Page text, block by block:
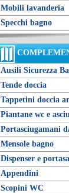
Mobili lavanderia
Specchi bagno
Ausili Sicurezza
Tende doccia
Tappetini doccia
Piantane wc e
Portasciugamani
Mensole bagno
Dispenser e
Appendini
Scopini WC